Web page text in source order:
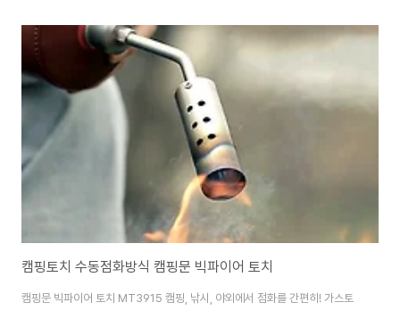
간단한 용접 및 수도관 해빙* PVC 배관 파이프 및 전선 작업* 화목 난로 / 캠
핑 화로대에 불피우기
https://smartstore.naver.com/treebook1/products/7326481472 국
산 자동가스토치 맥스 부탄가스 토치MGT-107 음식조리 숯불점화 : 만화의
추억스토어[만화의추억스토어] 생활용품/IT/캠핑용..
캠핑토치 수동점화방식 캠핑문 빅파이어 토치
캠핑문 빅파이어 토치 MT3915 캠핑, 낚시, 야외에서 점화를 간편히! 가스토